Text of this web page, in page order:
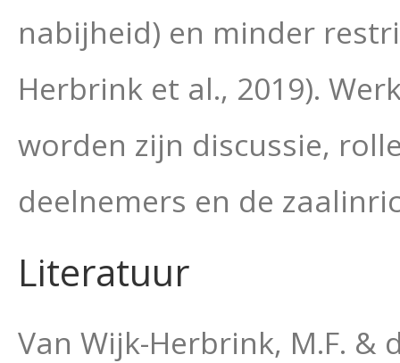
nabijheid) en minder
Herbrink et al., 2019).
worden zijn discussie,
deelnemers en de
Literatuur
Van Wijk-Herbrink, M.F. &